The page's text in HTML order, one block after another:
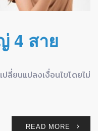
4 สาย
ลี่ยนแปลงเงื่อนไขโดยไม่
READ MORE